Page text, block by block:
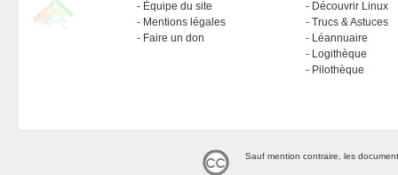
Équipe du site
Mentions légales
Faire un don
Découvrir Linux
Trucs & Astuces
Léannuaire
Logithèque
Pilothèque
Sauf mention contraire, les